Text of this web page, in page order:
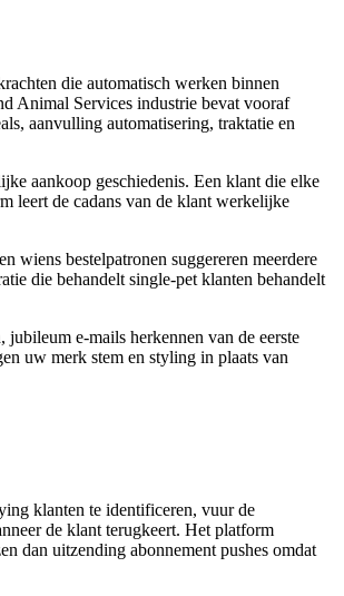
die automatisch werken binnen
Animal Services industrie bevat vooraf
aanvulling automatisering, traktatie en
aankoop geschiedenis. Een klant die elke
leert de cadans van de klant werkelijke
wiens bestelpatronen suggereren meerdere
die behandelt single-pet klanten behandelt
e-mails herkennen van de eerste
uw merk stem en styling in plaats van
klanten te identificeren, vuur de
de klant terugkeert. Het platform
dan uitzending abonnement pushes omdat